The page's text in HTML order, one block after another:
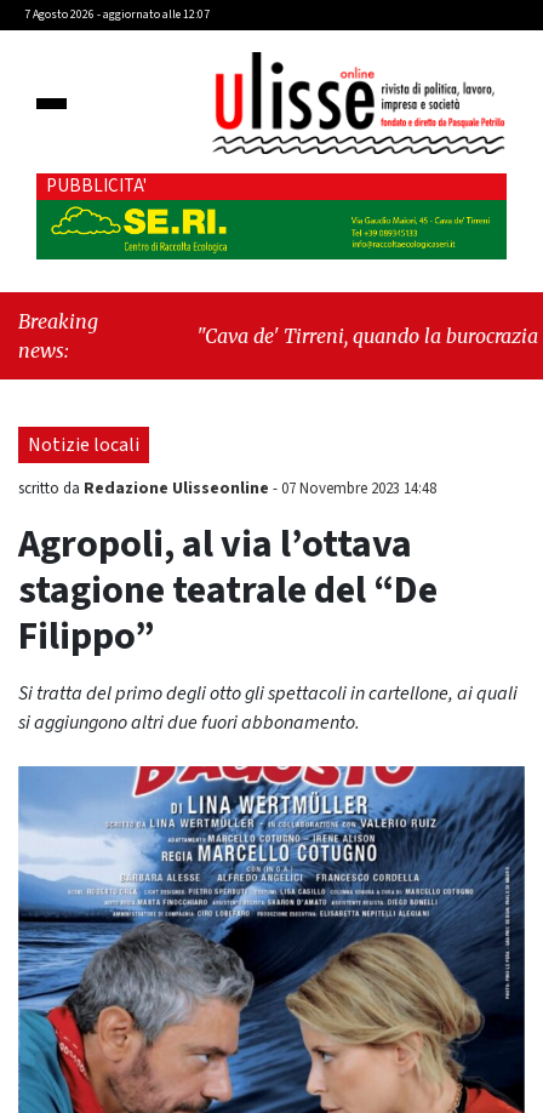
7 Agosto 2026 - aggiornato alle 12:07
PUBBLICITA'
Breaking
news:
"Cava de' Tirreni, quando la burocrazia
Notizie locali
scritto da Redazione Ulisseonline -07 Novembre 2023 14:48
Agropoli, al via l’ottava
stagione teatrale del “De
Filippo”
Si tratta del primo degli otto gli spettacoli in cartellone, ai quali
si aggiungono altri due fuori abbonamento.